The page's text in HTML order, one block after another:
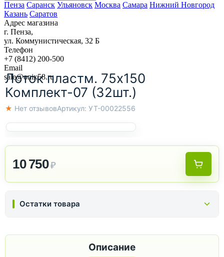
Пенза Саранск Ульяновск Москва Самара Нижний Новгород
Казань Саратов
Адрес магазина
г. Пенза,
ул. Коммунистическая, 32 Б
Телефон
+7 (8412) 200-500
Email
sale@onix58.ru
Лоток пластм. 75х150
Комплект-07 (32шт.)
★ Нет отзывовАртикул: УТ-00022556
10 750₽
Остатки товара
Описание